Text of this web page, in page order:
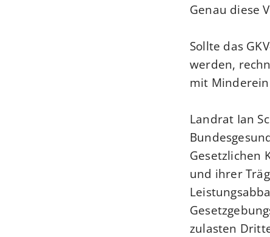
Genau diese
Sollte das
werden,
mit
Landrat Ian
Gesetzlichen
und ihrer
zulasten